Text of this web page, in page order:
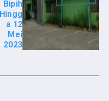
Bipih
Hingg
a 12
Mei
2023